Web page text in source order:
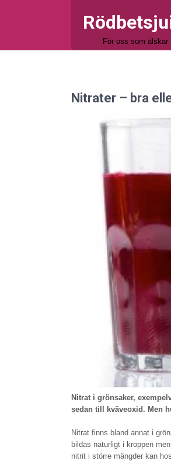
För oss som älskar
Nitrater – bra
Nitrat i grönsaker,
sedan till kväveoxid. Men
Nitrat finns bland annat i
bildas naturligt i kroppen
nitrit i större mängder kan